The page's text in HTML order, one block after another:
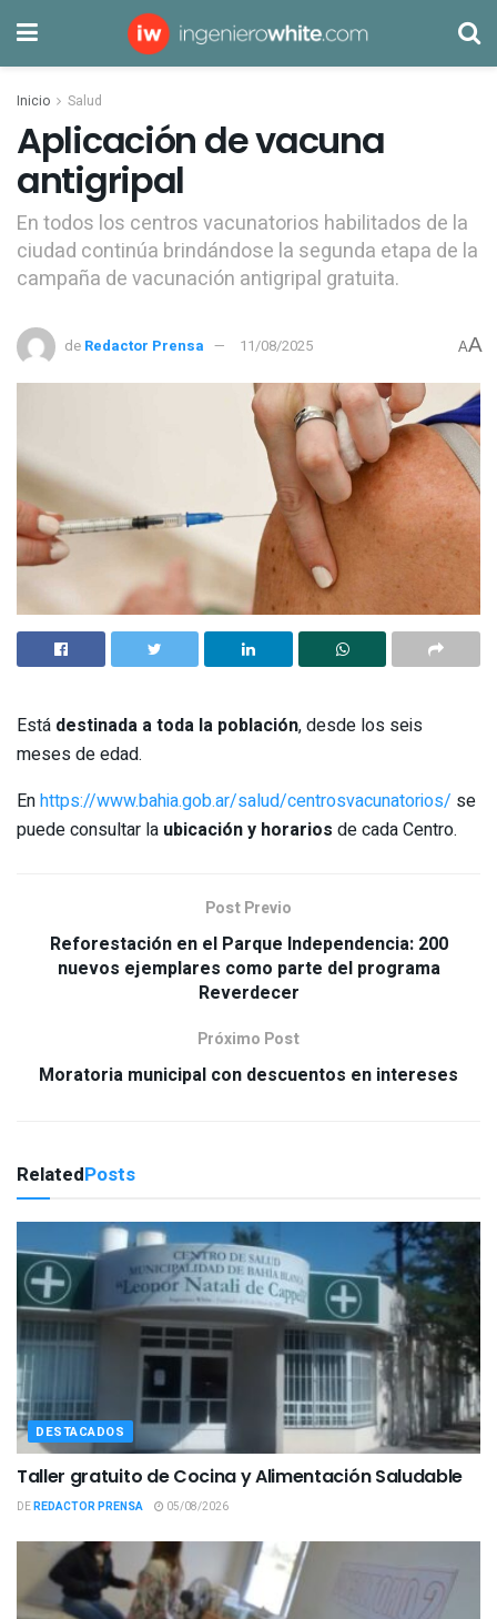
Inicio Salud
Aplicación de vacuna
antigripal
En todos los centros vacunatorios habilitados de la
ciudad continúa brindándose la segunda etapa de la
campaña de vacunación antigripal gratuita.
de Redactor Prensa 11/08/2025 AA
Está destinada a toda la población, desde los seis
meses de edad.
Enhttps://www.bahia.gob.ar/salud/centrosvacunatorios/ se
puede consultar la ubicación y horarios de cada Centro.
Post Previo
Reforestación en el Parque Independencia: 200
nuevos ejemplares como parte del programa
Reverdecer
Próximo Post
Moratoria municipal con descuentos en intereses
RelatedPosts
DESTACADOS
Taller gratuito de Cocina y Alimentación Saludable
DEREDACTOR PRENSA 05/08/2026